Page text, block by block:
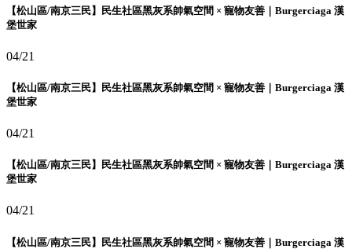
【松山區/南京三民】民生社區黑灰系帥氣空間 × 寵物友善｜Burgerciaga 漢
堡世家
04/21
【松山區/南京三民】民生社區黑灰系帥氣空間 × 寵物友善｜Burgerciaga 漢
堡世家
04/21
【松山區/南京三民】民生社區黑灰系帥氣空間 × 寵物友善｜Burgerciaga 漢
堡世家
04/21
【松山區/南京三民】民生社區黑灰系帥氣空間 × 寵物友善｜Burgerciaga 漢